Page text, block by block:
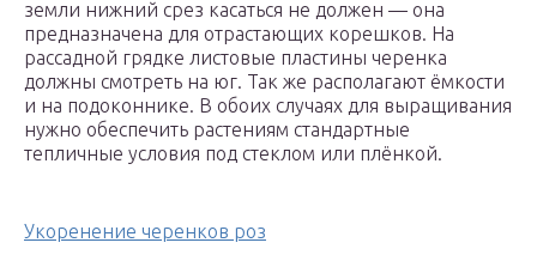
земли нижний срез касаться не должен — она
предназначена для отрастающих корешков. На
рассадной грядке листовые пластины черенка
должны смотреть на юг. Так же располагают ёмкости
и на подоконнике. В обоих случаях для выращивания
нужно обеспечить растениям стандартные
тепличные условия под стеклом или плёнкой.
Укоренение черенков роз